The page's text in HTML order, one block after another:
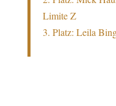
Limite Z
3. Platz: Leila